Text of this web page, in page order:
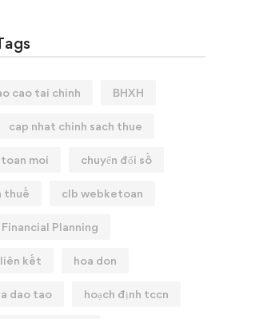
cao tai chinh BHXH
cap nhat chinh sach thue
moi chuyển đổi số
thuế clb webketoan
Financial Planning
kết hoa don
dao tao hoạch định tccn